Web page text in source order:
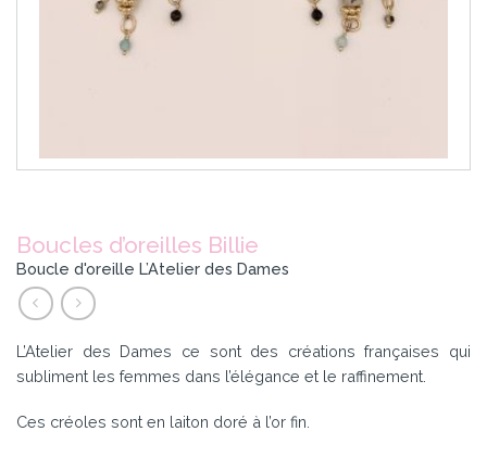
Boucles d’oreilles Billie
Boucle d'oreille L’Atelier des Dames
L’Atelier des Dames ce sont des créations françaises qui
subliment les femmes dans l’élégance et le raffinement.
Ces créoles sont en laiton doré à l’or fin.